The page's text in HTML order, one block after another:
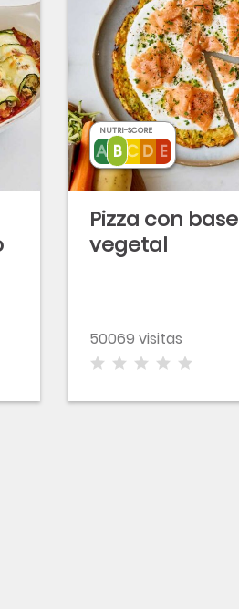
Pizza con base
vegetal
50069 visitas
NUTRI-SCORE